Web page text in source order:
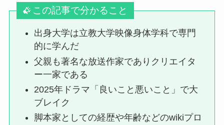
この記事で分かること
出身大学は立教大学映像身体学科で専門
的に学んだ
父親も著名な放送作家でありクリエイタ
ー一家である
2025年ドラマ「良いこと悪いこと」で大
ブレイク
脚本家としての経歴や年齢などのwikiプロ